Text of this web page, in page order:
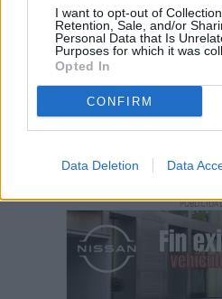
I want to opt-out of
Retention, Sale, and/or
Personal Data that Is
Purposes for which it was
Opted In
CONFIRM
Data Deletion Data
Decathlon
en
Vuelca